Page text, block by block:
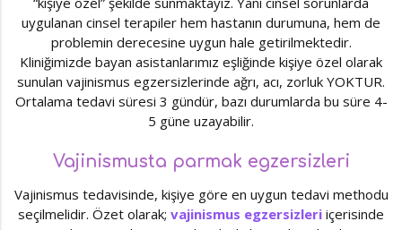
uygulanan cinsel terapiler hem hastanın durumuna, hem de
problemin derecesine uygun hale getirilmektedir.
Kliniğimizde bayan asistanlarımız eşliğinde kişiye özel olarak
sunulan vajinismus egzersizlerinde ağrı, acı, zorluk YOKTUR.
Ortalama tedavi süresi 3 gündür, bazı durumlarda bu süre 4-
5 güne uzayabilir.
Vajinismusta parmak egzersizleri
Vajinismus tedavisinde, kişiye göre en uygun tedavi methodu
seçilmelidir. Özet olarak; vajinismus egzersizleri içerisinde